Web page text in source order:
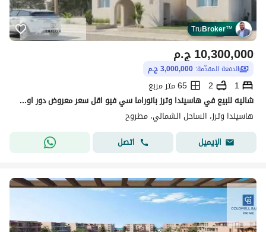
TruBroker™
ج.م10,300,000
الدفعة المقدّمة: 3,000,000 ج.م
1
2
65 متر مربع
شاليه للبيع في هاسيندا وترز بانوراما سي فيو اقل سعر معروض دور اول اقل اوفر معروض
هاسيندا وترز، الساحل الشمالي، مطروح
الإيميل
اتصل